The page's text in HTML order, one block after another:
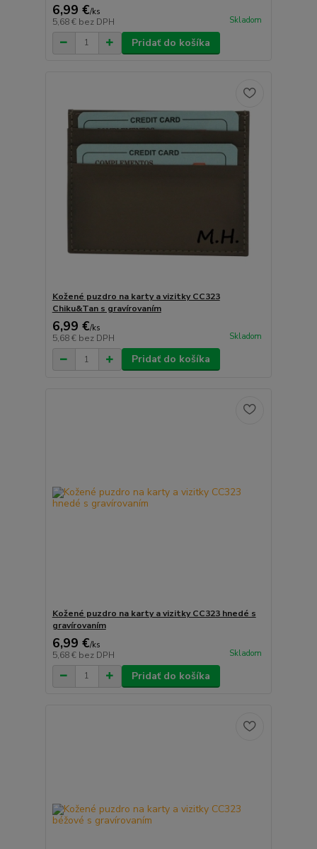
6,99 €/ks
5,68 € bez DPH Skladom
Pridať do košíka
Kožené puzdro na karty a vizitky CC323
Chiku&Tan s gravírovaním
6,99 €/ks
5,68 € bez DPH Skladom
Pridať do košíka
Kožené puzdro na karty a vizitky CC323 hnedé s
gravírovaním
6,99 €/ks
5,68 € bez DPH Skladom
Pridať do košíka